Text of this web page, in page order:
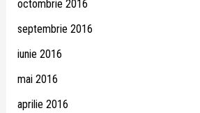
octombrie 2016
septembrie 2016
iunie 2016
mai 2016
aprilie 2016